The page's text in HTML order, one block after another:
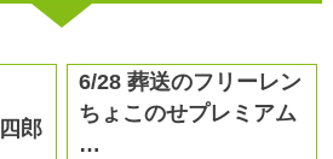
郎
6/28 葬送のフリーレン
ちょこのせプレミアム
…